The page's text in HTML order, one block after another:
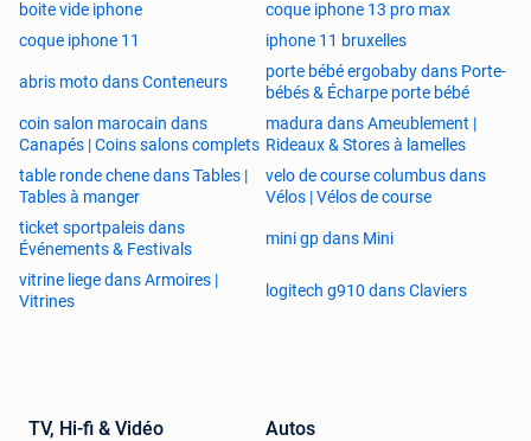
boite vide iphone
coque iphone 13 pro max
coque iphone 11
iphone 11 bruxelles
abris moto dans Conteneurs
porte bébé ergobaby dans Porte-
bébés & Écharpe porte bébé
coin salon marocain dans
Canapés | Coins salons complets
madura dans Ameublement |
Rideaux & Stores à lamelles
table ronde chene dans Tables |
Tables à manger
velo de course columbus dans
Vélos | Vélos de course
ticket sportpaleis dans
Événements & Festivals
mini gp dans Mini
vitrine liege dans Armoires |
Vitrines
logitech g910 dans Claviers
TV, Hi-fi & Vidéo Autos